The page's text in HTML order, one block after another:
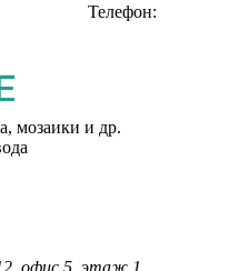
Телефон:
мозаики и др.
офис 5, этаж 1